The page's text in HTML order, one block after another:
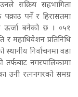
सक्रिय सहभागिता
पर्ने र हिरासतमा
ऊर्जा बनेको छ । ०५१
र महाधिवेशन प्रतिनिधि
स्थानीय निर्वाचनमा वडा
तर्फबाट नगरपालिकामा
उनी रत्ननगरको समग्र